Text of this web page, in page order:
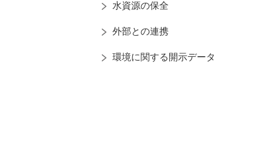
水資源の保全
外部との連携
環境に関する開示データ